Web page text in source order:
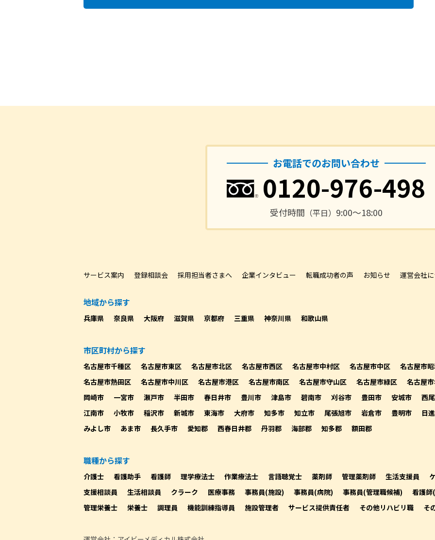
お電話でのお問い合わせ
0120-976-498
受付時間 （平日） 9:00〜18:00
サービス案内 登録相談会 採用担当者さまへ 企業インタビュー 転職成功者の声 お知らせ 運営会社
地域から探す
兵庫県 奈良県 大阪府 滋賀県 京都府 三重県 神奈川県 和歌山県
市区町村から探す
名古屋市千種区 名古屋市東区 名古屋市北区 名古屋市西区 名古屋市中村区 名古屋市中区
名古屋市
名古屋市熱田区
名古屋市中川区 名古屋市港区 名古屋市南区 名古屋市守山区 名古屋市緑区
名古屋
岡崎市
一宮市 瀬戸市 半田市 春日井市 豊川市 津島市 碧南市 刈谷市 豊田市 安城市
西
江南市
小牧市 稲沢市 新城市 東海市 大府市 知多市 知立市 尾張旭市 岩倉市 豊明市
日
みよし市
あま市 長久手市 愛知郡 西春日井郡 丹羽郡 海部郡 知多郡 額田郡
職種から探す
介護士 看護助手 看護師 理学療法士 作業療法士 言語聴覚士 薬剤師 管理薬剤師 生活支援員
支援相談員
生活相談員 クラーク 医療事務 事務員(施設) 事務員(病院) 事務員(管理職候補)
看護師
管理栄養士
栄養士 調理員 機能訓練指導員 施設管理者 サービス提供責任者 その他リハビリ職 そ